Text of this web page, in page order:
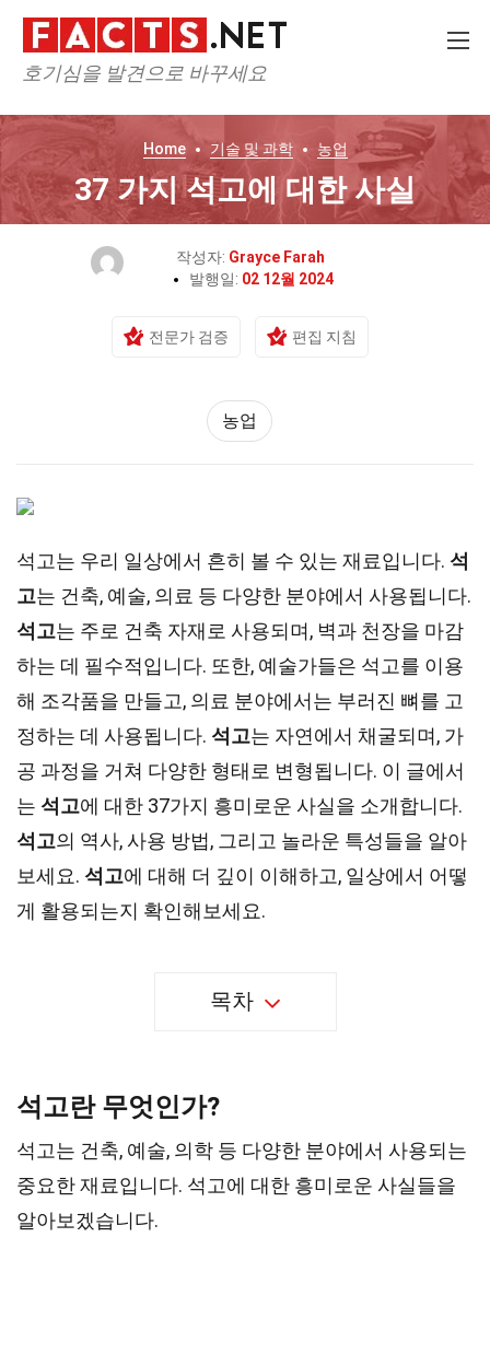
호기심을 발견으로 바꾸세요
Home 기술 및 과학 농업
37 가지 석고에 대한 사실
작성자: Grayce Farah
발행일: 02 12월 2024
전문가 검증 편집 지침
농업
석고는 우리 일상에서 흔히 볼 수 있는 재료입니다. 석
고는 건축, 예술, 의료 등 다양한 분야에서 사용됩니다.
석고는 주로 건축 자재로 사용되며, 벽과 천장을 마감
하는 데 필수적입니다. 또한, 예술가들은 석고를 이용
해 조각품을 만들고, 의료 분야에서는 부러진 뼈를 고
정하는 데 사용됩니다. 석고는 자연에서 채굴되며, 가
공 과정을 거쳐 다양한 형태로 변형됩니다. 이 글에서
는 석고에 대한 37가지 흥미로운 사실을 소개합니다.
석고의 역사, 사용 방법, 그리고 놀라운 특성들을 알아
보세요. 석고에 대해 더 깊이 이해하고, 일상에서 어떻
게 활용되는지 확인해보세요.
목차
석고란 무엇인가?
석고는 건축, 예술, 의학 등 다양한 분야에서 사용되는
중요한 재료입니다. 석고에 대한 흥미로운 사실들을
알아보겠습니다.